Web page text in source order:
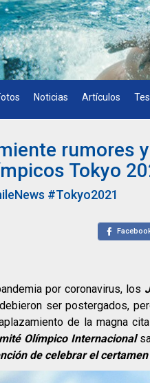
Noticias Artículos
rumores
Tokyo
#Tokyo2021
por coronavirus, los
ser postergados,
de la magna
Olímpico Internacional
de celebrar el